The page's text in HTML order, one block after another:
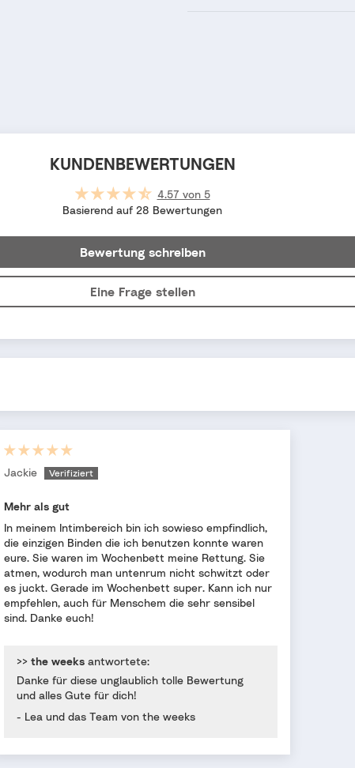
KUNDENBEWERTUNGEN
4.57 von 5
Basierend auf 28 Bewertungen
Bewertung schreiben
Eine Frage stellen
Jackie
Mehr als gut
In meinem Intimbereich bin ich sowieso empfindlich,
die einzigen Binden die ich benutzen konnte waren
eure. Sie waren im Wochenbett meine Rettung. Sie
atmen, wodurch man untenrum nicht schwitzt oder
es juckt. Gerade im Wochenbett super. Kann ich nur
empfehlen, auch für Menschem die sehr sensibel
sind. Danke euch!
>> the weeks antwortete:
Danke für diese unglaublich tolle Bewertung
und alles Gute für dich!
- Lea und das Team von the weeks